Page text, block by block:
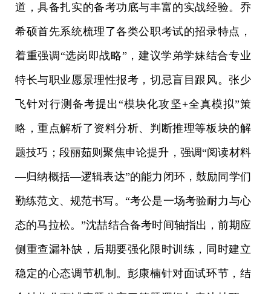
道，具备扎实的备考功底与丰富的实战经验。乔
希硕首先系统梳理了各类公职考试的招录特点，
着重强调“选岗即战略”，建议学弟学妹结合专业
特长与职业愿景理性报考，切忌盲目跟风。张少
飞针对行测备考提出“模块化攻坚+全真模拟”策
略，重点解析了资料分析、判断推理等板块的解
题技巧；段丽茹则聚焦申论提升，强调“阅读材料
—归纳概括—逻辑表达”的能力闭环，鼓励同学们
勤练范文、规范书写。“考公是一场考验耐力与心
态的马拉松。”沈喆结合备考时间轴指出，前期应
侧重查漏补缺，后期要强化限时训练，同时建立
稳定的心态调节机制。彭康楠针对面试环节，结